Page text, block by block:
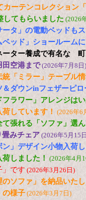
カーテンコレクション
してもらいました (2026
タ」の電動ベッドも
ッド」ショールーム
ーター養成で有名な
田空港まで(2026年7月8日)
「ミラー」テーブル
ダウンinフェザーピ
ラワー」アレンジは
しています！ (2026年6
張れる「ソファ」選
みチェア (2026年5月15
」デザイン小物入荷
しました！ (2026年4月
」です (2026年3月26日)
ソファ」を納品いた
の様子 (2026年3月7日)